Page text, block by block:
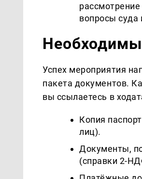
вопросы суда
Успех мероприятия
пакета документов.
вы ссылаетесь в
Копия
лиц).
Документы,
(справки 2-